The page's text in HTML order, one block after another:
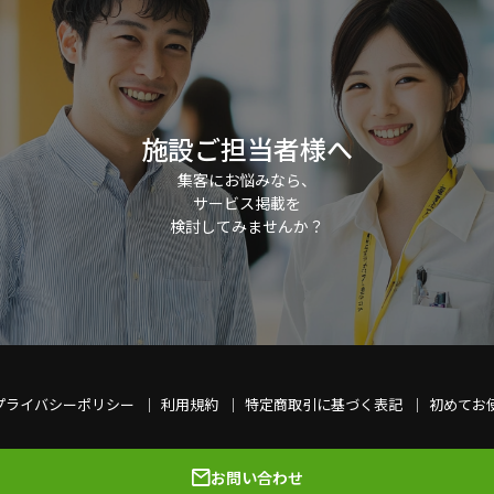
施設ご担当者様へ
集客にお悩みなら、
サービス掲載を
検討してみませんか？
ライバシーポリシー 利用規約 特定商取引に基づく表記 初めてお
お問い合わせ